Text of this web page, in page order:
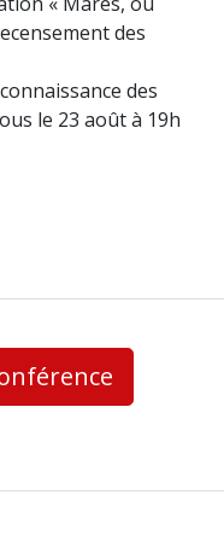
des
des
le 23 août à 19h